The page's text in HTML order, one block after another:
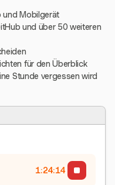
und Mobilgerät
und über 50 weiteren
für den Überblick
Stunde vergessen wird
1:24:15